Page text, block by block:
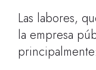
Las labores,
la empresa
principalmente: